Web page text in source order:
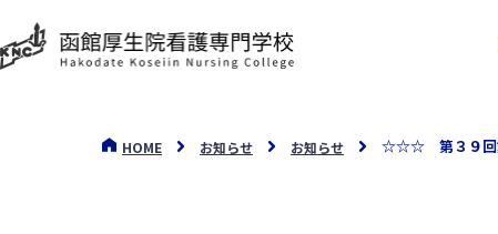
HOME お知らせ お知らせ ☆☆☆ 第３９回